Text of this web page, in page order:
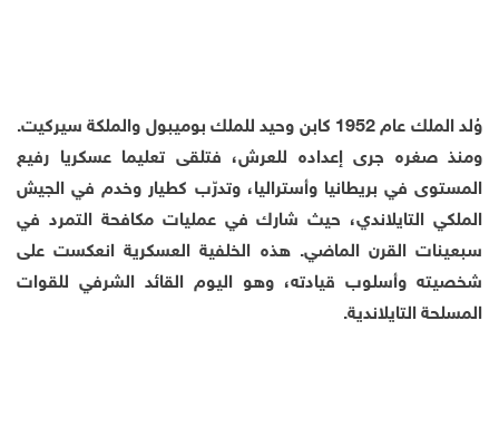
وُلد الملك عام 1952 كابن وحيد للملك بوميبول والملكة سيركيت.
ومنذ صغره جرى إعداده للعرش، فتلقى تعليما عسكريا رفيع
المستوى في بريطانيا وأستراليا، وتدرّب كطيار وخدم في الجيش
الملكي التايلاندي، حيث شارك في عمليات مكافحة التمرد في
سبعينات القرن الماضي. هذه الخلفية العسكرية انعكست على
شخصيته وأسلوب قيادته، وهو اليوم القائد الشرفي للقوات
المسلحة التايلاندية.